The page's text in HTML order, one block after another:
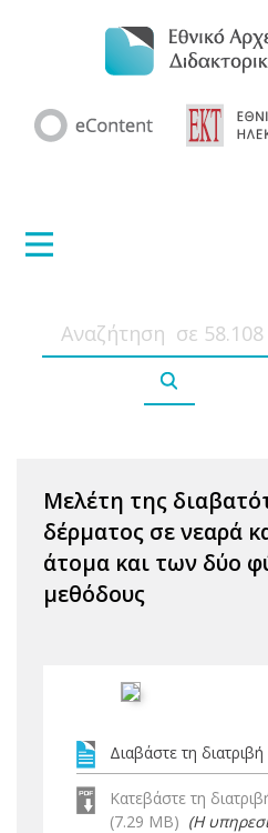
Μελέτη της
δέρματος σε νεαρά
άτομα και των δύο
μεθόδους
Διαβάστε τη
Κατεβάστε τη
(7.29 MB) (Η